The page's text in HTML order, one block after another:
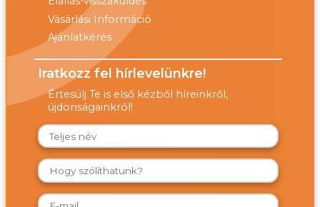
Vásárlási Információ
Ajánlatkérés
Iratkozz fel hírlevelünkre!
Értesülj Te is első kézből híreinkről,
újdonságainkról!